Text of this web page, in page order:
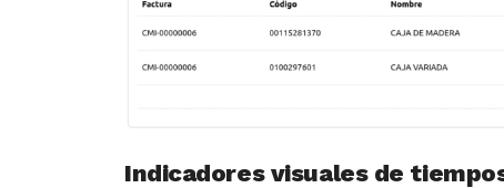
Indicadores visuales de